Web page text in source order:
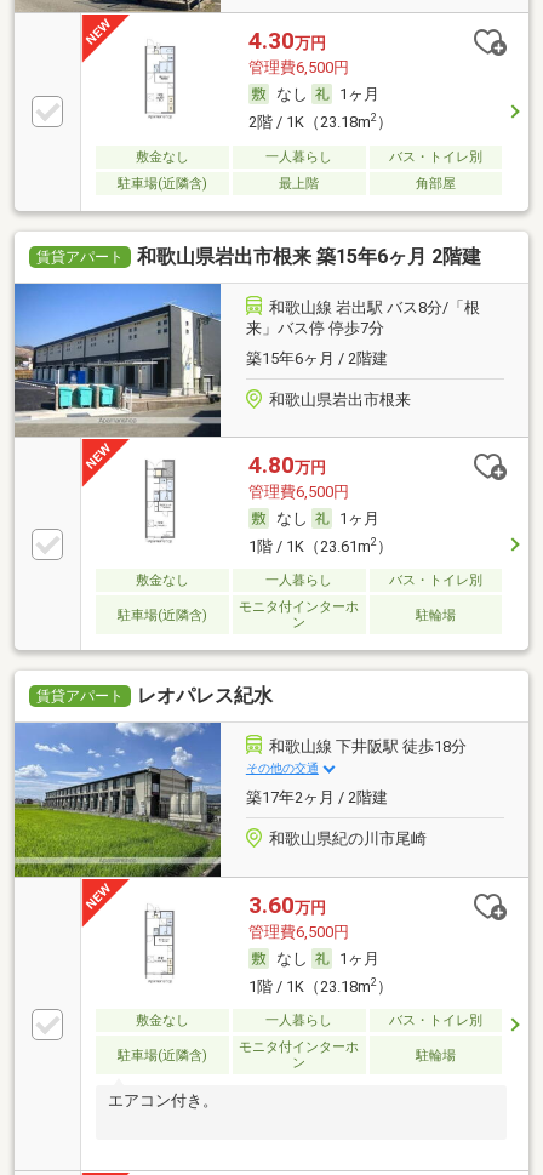
4.30万円
管理費6,500円
なし
1ヶ月
2階 / 1K（23.18m2）
敷金なし 一人暮らし
バス・トイレ別
駐車場(近隣含)
最上階 角部屋
賃貸アパート 和歌山県岩出市根来 築15年6ヶ月 2階建
和歌山線 岩出駅 バス8分/「根
来」バス停 停歩7分
築15年6ヶ月 / 2階建
和歌山県岩出市根来
4.80万円
管理費6,500円
なし
1ヶ月
1階 / 1K（23.61m2）
敷金なし 一人暮らし バス・トイレ別
駐車場(近隣含)
モニタ付インターホ
ン
駐輪場
賃貸アパート レオパレス紀水
和歌山線 下井阪駅 徒歩18分
その他の交通
築17年2ヶ月 / 2階建
和歌山県紀の川市尾崎
3.60万円
管理費6,500円
なし
1ヶ月
1階 / 1K（23.18m2）
敷金なし 一人暮らし バス・トイレ別
駐車場(近隣含)
モニタ付インターホ
ン
駐輪場
エアコン付き。